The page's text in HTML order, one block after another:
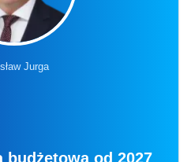
Jurga
od 2027